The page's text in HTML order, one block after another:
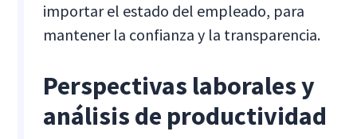
importar el estado del empleado, para
mantener la confianza y la transparencia.
Perspectivas laborales y
análisis de productividad